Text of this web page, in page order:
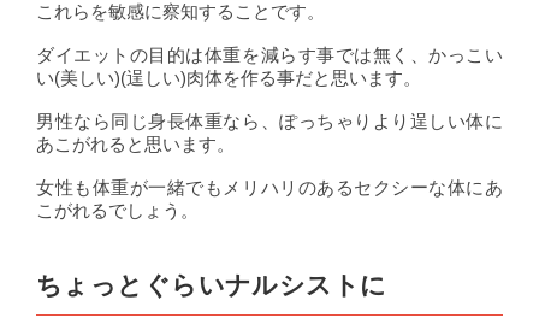
これらを敏感に察知することです。
ダイエットの目的は体重を減らす事では無く、かっこい
い(美しい)(逞しい)肉体を作る事だと思います。
男性なら同じ身長体重なら、ぽっちゃりより逞しい体に
あこがれると思います。
女性も体重が一緒でもメリハリのあるセクシーな体にあ
こがれるでしょう。
ちょっとぐらいナルシストに